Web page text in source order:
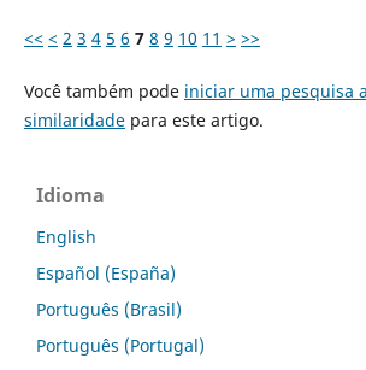
<< < 2 3 4 5 6 7 8 9 10 11 > >>
Você também pode iniciar uma pesquisa
similaridadepara este artigo.
Idioma
English
Español (España)
Português (Brasil)
Português (Portugal)